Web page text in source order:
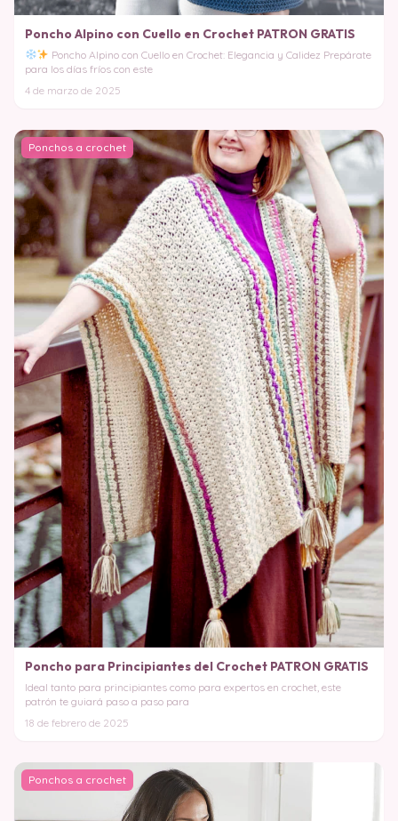
Poncho Alpino con Cuello en Crochet PATRON GRATIS
Poncho Alpino con Cuello en Crochet: Elegancia y Calidez Prepárate
para los días fríos con este
4 de marzo de 2025
Ponchos a crochet
Poncho para Principiantes del Crochet PATRON GRATIS
Ideal tanto para principiantes como para expertos en crochet, este
patrón te guiará paso a paso para
18 de febrero de 2025
Ponchos a crochet